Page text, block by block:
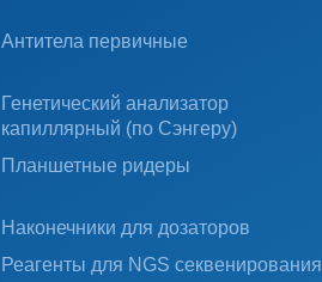
Антитела первичные
Генетический анализатор
капиллярный (по Сэнгеру)
Планшетные ридеры
Наконечники для дозаторов
Реагенты для NGS секвенирования